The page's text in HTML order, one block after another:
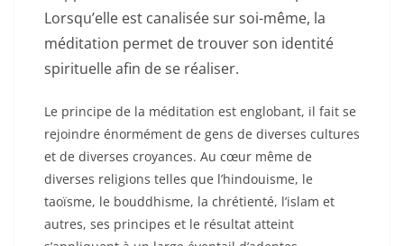
Lorsqu’elle est canalisée sur soi-même, la
méditation permet de trouver son identité
spirituelle afin de se réaliser.
Le principe de la méditation est englobant, il fait se
rejoindre énormément de gens de diverses cultures
et de diverses croyances. Au cœur même de
diverses religions telles que l’hindouisme, le
taoïsme, le bouddhisme, la chrétienté, l’islam et
autres, ses principes et le résultat atteint